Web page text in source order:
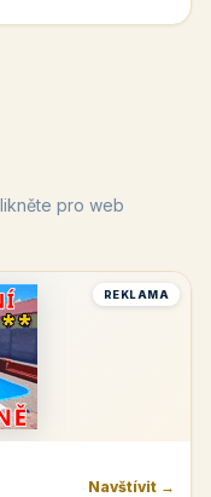
pro web
REKLAMA
Navštívit →